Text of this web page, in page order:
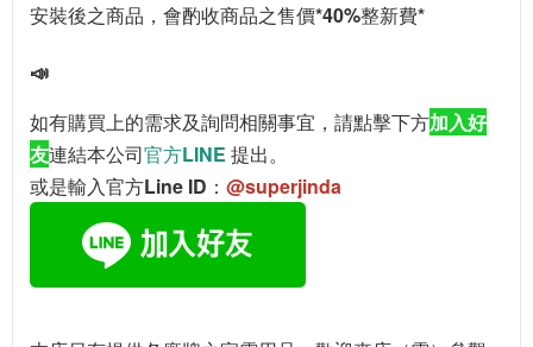
安裝後之商品，會酌收商品之售價*40%整新費*
📣
如有購買上的需求及詢問相關事宜，請點擊下方加入好
友連結本公司官方LINE 提出。
或是輸入官方Line ID： @superjinda